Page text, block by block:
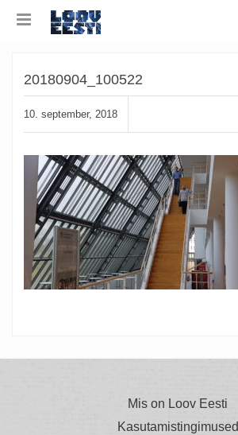
20180904_100522
10. september, 2018
Mis on Loov Eesti
Kasutamistingimused